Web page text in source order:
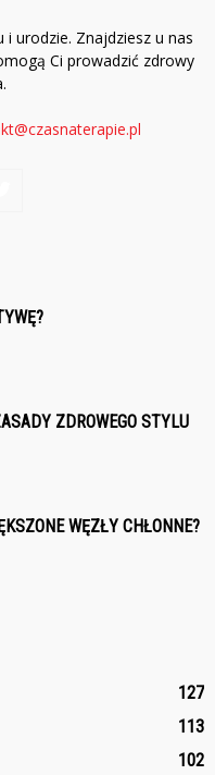
urodzie. Znajdziesz u nas
Ci prowadzić zdrowy
ZDROWEGO STYLU
WĘZŁY CHŁONNE?
127
113
102